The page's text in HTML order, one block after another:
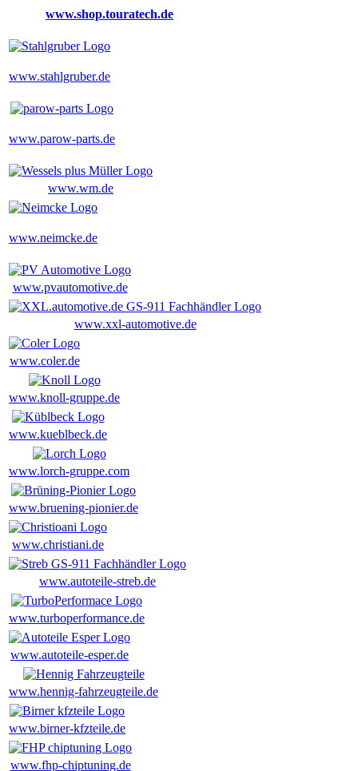
www.shop.touratech.de
www.stahlgruber.de
www.parow-parts.de
www.wm.de
www.neimcke.de
www.pvautomotive.de
www.xxl-automotive.de
www.coler.de
www.knoll-gruppe.de
www.kueblbeck.de
www.lorch-gruppe.com
www.bruening-pionier.de
www.christiani.de
www.autoteile-streb.de
www.turboperformance.de
www.autoteile-esper.de
www.hennig-fahrzeugteile.de
www.birner-kfzteile.de
www.fhp-chiptuning.de